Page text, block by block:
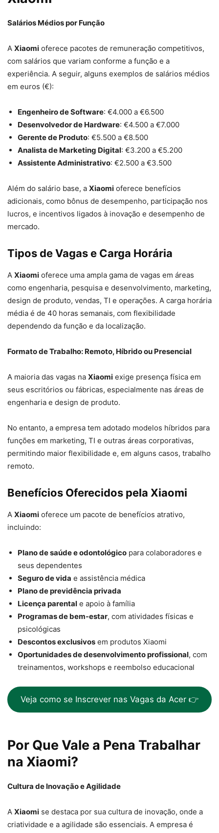
Salários Médios por Função
A Xiaomi oferece pacotes de remuneração competitivos,
com salários que variam conforme a função e a
experiência. A seguir, alguns exemplos de salários médios
em euros (€):
Engenheiro de Software: €4.000 a €6.500
Desenvolvedor de Hardware: €4.500 a €7.000
Gerente de Produto: €5.500 a €8.500
Analista de Marketing Digital: €3.200 a €5.200
Assistente Administrativo: €2.500 a €3.500
Além do salário base, a Xiaomi oferece benefícios
adicionais, como bônus de desempenho, participação nos
lucros, e incentivos ligados à inovação e desempenho de
mercado.
Tipos de Vagas e Carga Horária
A Xiaomi oferece uma ampla gama de vagas em áreas
como engenharia, pesquisa e desenvolvimento, marketing,
design de produto, vendas, TI e operações. A carga horária
média é de 40 horas semanais, com flexibilidade
dependendo da função e da localização.
Formato de Trabalho: Remoto, Híbrido ou Presencial
A maioria das vagas na Xiaomi exige presença física em
seus escritórios ou fábricas, especialmente nas áreas de
engenharia e design de produto.
No entanto, a empresa tem adotado modelos híbridos para
funções em marketing, TI e outras áreas corporativas,
permitindo maior flexibilidade e, em alguns casos, trabalho
remoto.
Benefícios Oferecidos pela Xiaomi
A Xiaomi oferece um pacote de benefícios atrativo,
incluindo:
Plano de saúde e odontológico para colaboradores e
seus dependentes
Seguro de vida e assistência médica
Plano de previdência privada
Licença parental e apoio à família
Programas de bem-estar, com atividades físicas e
psicológicas
Descontos exclusivos em produtos Xiaomi
Oportunidades de desenvolvimento profissional, com
treinamentos, workshops e reembolso educacional
Veja como se Inscrever nas Vagas da Acer 👉
Por Que Vale a Pena Trabalhar
na Xiaomi?
Cultura de Inovação e Agilidade
A Xiaomi se destaca por sua cultura de inovação, onde a
criatividade e a agilidade são essenciais. A empresa é